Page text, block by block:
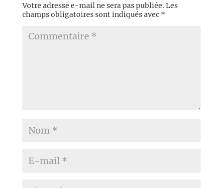
Votre adresse e-mail ne sera pas publiée. Les
champs obligatoires sont indiqués avec *